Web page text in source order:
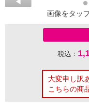
画像をタッ
税込：
大変申し訳
こちらの商